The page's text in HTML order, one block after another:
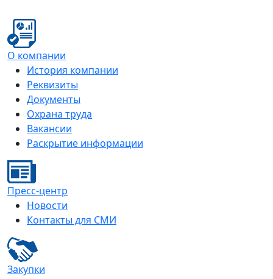
О компании
История компании
Реквизиты
Документы
Охрана труда
Вакансии
Раскрытие информации
Пресс-центр
Новости
Контакты для СМИ
Закупки